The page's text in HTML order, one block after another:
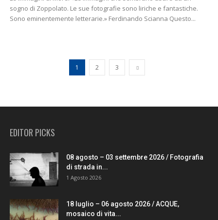
sogno di Zoppolato. Le sue fotografie sono liriche e fantastiche.
Sono eminentemente letterarie.» Ferdinando Scianna Questo...
1 2 3
EDITOR PICKS
08 agosto – 03 settembre 2026 / Fotografia
di strada in...
1 Agosto 2026
18 luglio – 06 agosto 2026 / ACQUE,
mosaico di vita...